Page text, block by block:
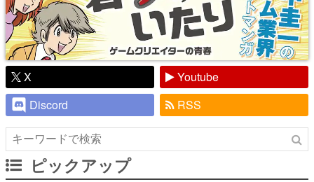
X
Youtube
Discord
RSS
ピックアップ